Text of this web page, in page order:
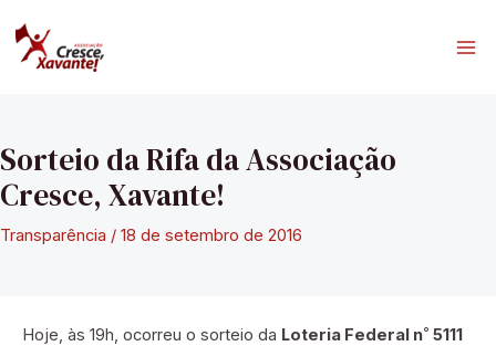
para
Sorteio da Rifa da Associação
Cresce, Xavante!
Transparência / 18 de setembro de 2016
Hoje, às 19h, ocorreu o sorteio da Loteria Federal n˚ 5111